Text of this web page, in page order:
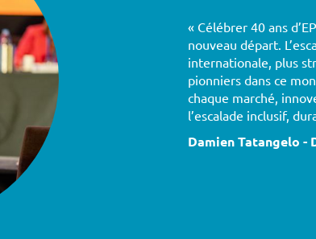
« Célébrer 40 ans
nouveau départ.
internationale, plus
pionniers dans ce
chaque marché,
l’escalade inclusif,
Damien Tatangelo -